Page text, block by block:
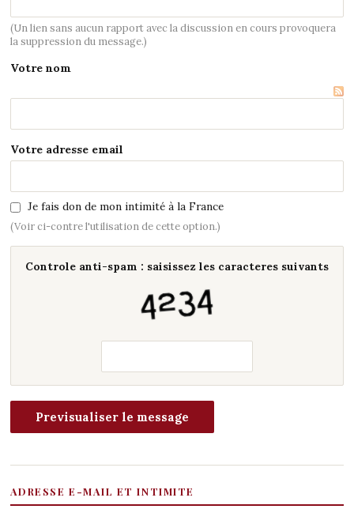
(Un lien sans aucun rapport avec la discussion en cours provoquera
la suppression du message.)
Votre nom
Votre adresse email
Je fais don de mon intimité à la France
(Voir ci-contre l'utilisation de cette option.)
Controle anti-spam : saisissez les caracteres suivants
ADRESSE E-MAIL ET INTIMITE